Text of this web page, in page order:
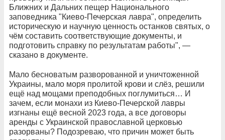
Ближних и Дальних пещер Национального
заповедника "Киево-Печерская лавра", определить
историческую и научную ценность останков святых, о
чём составить соответствующие документы, и
подготовить справку по результатам работы", —
сказано в документе.
Мало бесноватым разворованной и уничтоженной
Украины, мало моря пролитой крови и слёз, решили
ещё над мощами преподобных поглумиться… И
зачем, если монахи из Киево-Печерской лавры
изгнаны ещё весной 2023 года, а все договоры
аренды с Украинской православной церковью
разорваны? Подозреваю, что причин может быть